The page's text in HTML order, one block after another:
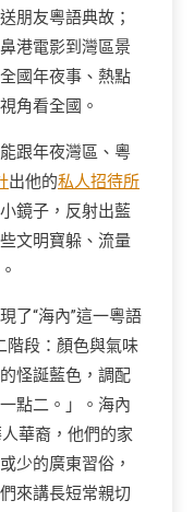
朋友粵語典故；
港電影到灣區景
國年夜事、熱點
角看全國。
跟年夜灣區、粵
出他的私人招待所
鏡子，反射出藍
文明寶躲、流量
了“海內”這一粵語
階段：顏色與氣味
怪誕藍色，調配
點二。」。海內
華裔，他們的家
少的廣東習俗，
來講長短常親切